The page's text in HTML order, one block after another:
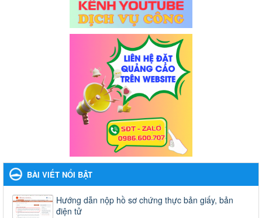
BÀI VIẾT NỔI BẬT
Hướng dẫn nộp hồ sơ chứng thực bản giấy, bản
điện tử